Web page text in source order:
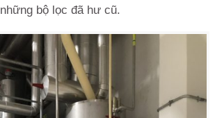
bộ lọc đã hư cũ.